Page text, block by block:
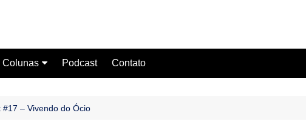
Colunas Podcast Contato
#17 – Vivendo do Ócio